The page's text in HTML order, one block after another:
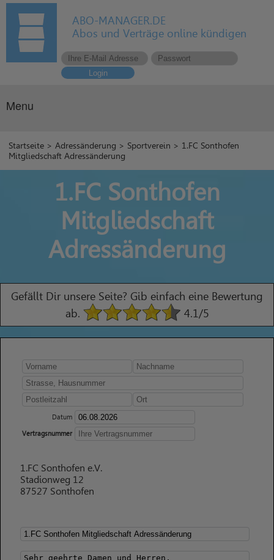
ABO-MANAGER.DE
Abos und Verträge online kündigen
Login
Menu
Startseite >Adressänderung > Sportverein > 1.FC Sonthofen
Mitgliedschaft Adressänderung
1.FC Sonthofen
Mitgliedschaft
Adressänderung
Gefällt Dir unsere Seite? Gib einfach eine Bewertung
ab.
4.1 /5
Datum
Vertragsnummer
1.FC Sonthofen e.V.
Stadionweg 12
87527 Sonthofen